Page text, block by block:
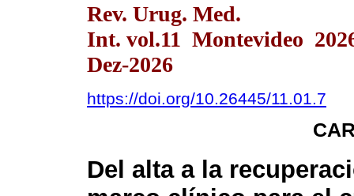
Rev. Urug. Med.
Int. vol.11 Montevideo
Dez-2026
https://doi.org/10.26445/11.01.7
Del alta a la